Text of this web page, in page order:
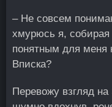
– Не совсем
хмурюсь я, собирая
понятным для меня
Вписка?
Перевожу взгляд